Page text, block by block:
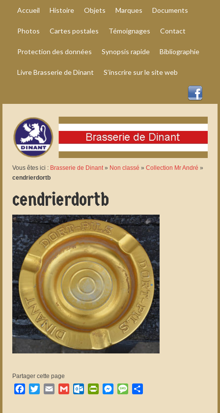
Accueil Histoire Objets Marques Documents
Photos Cartes postales Témoignages Contact
Protection des données Synopsis rapide Bibliographie
Livre Brasserie de Dinant S’inscrire sur le site web
Vous êtes ici : Brasserie de Dinant» Non classé » Collection Mr André »
cendrierdortb
cendrierdortb
Partager cette page
Facebook
TwitterEmail GmailOutlook.com
PrintFriendly
Messenger
Message